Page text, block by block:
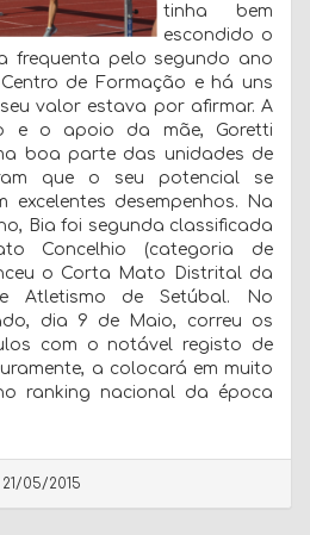
tinha bem
escondido o
frequenta pelo segundo ano
de Formação e há uns
valor estava por afirmar. A
e o apoio da mãe, Goretti
boa parte das unidades de
que o seu potencial se
excelentes desempenhos. Na
Bia foi segunda classificada
Concelhio (categoria de
o Corta Mato Distrital da
Atletismo de Setúbal. No
dia 9 de Maio, correu os
com o notável registo de
a colocará em muito
ranking nacional da época
21/05/2015